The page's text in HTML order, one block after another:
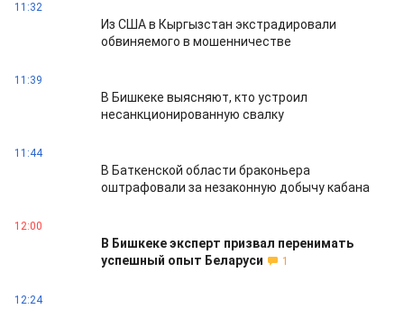
11:32
Из США в Кыргызстан экстрадировали
обвиняемого в мошенничестве
11:39
В Бишкеке выясняют, кто устроил
несанкционированную свалку
11:44
В Баткенской области браконьера
оштрафовали за незаконную добычу кабана
12:00
В Бишкеке эксперт призвал перенимать
успешный опыт Беларуси
1
12:24